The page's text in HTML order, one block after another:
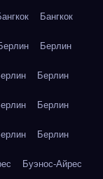
Бангкок
Берлин
Берлин
Берлин
Берлин
Буэнос-Айрес